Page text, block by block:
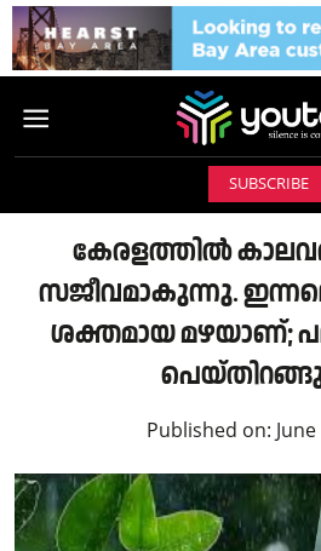
SUBSCRIBE
കേരളത്തില്‍
സജീവമാകുന്നു.
ശക്തമായ മഴയാണ്;
Published on: